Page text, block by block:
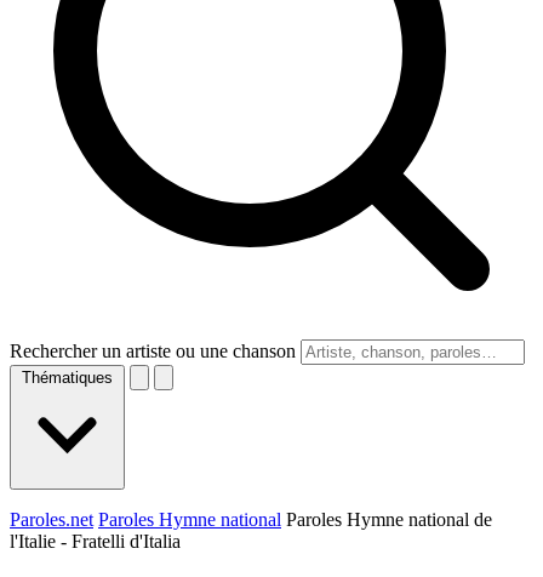
Rechercher un artiste ou une chanson
Thématiques
Paroles.net Paroles Hymne national Paroles Hymne national de
l'Italie - Fratelli d'Italia